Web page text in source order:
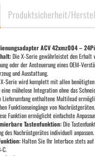
Produktsicherheit/
ACV 42xmz004 –
Die X-Serie gewährleistet den
oder der Ansteuerung eines OEM-
und Ausstattung.
Serie wird komplett mit allen benötigten
mühelose Integration ohne das
Lieferumfang enthaltene Multilead
Funktionseingänge von Nachrüstgeräten.
Funktion ermöglicht einfachste
Tastenfunktion:Die
des Nachrüstgerätes individuell anpassen.
Halten Sie Ihr Interface stets
C.